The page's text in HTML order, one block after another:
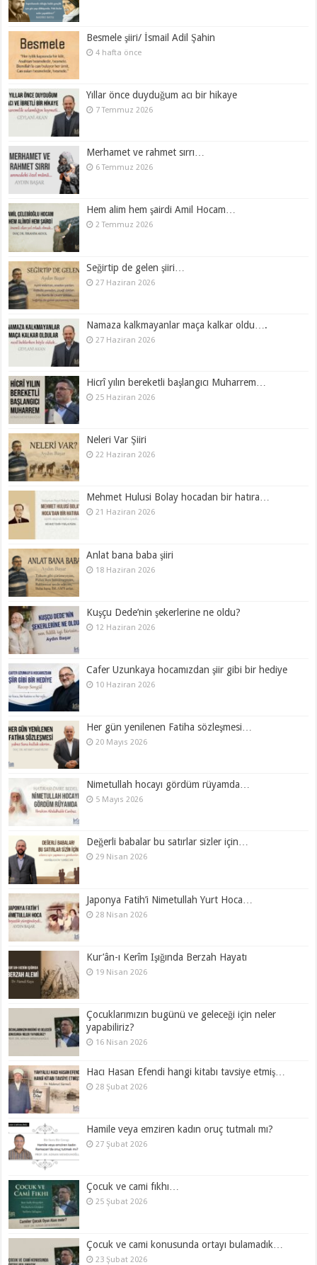
Besmele şiiri/ İsmail Adil Şahin
4 hafta önce
Yıllar önce duyduğum acı bir hikaye
7 Temmuz 2026
Merhamet ve rahmet sırrı…
6 Temmuz 2026
Hem alim hem şairdi Amil Hocam…
2 Temmuz 2026
Seğirtip de gelen şiiri…
27 Haziran 2026
Namaza kalkmayanlar maça kalkar oldu….
27 Haziran 2026
Hicrî yılın bereketli başlangıcı Muharrem…
25 Haziran 2026
Neleri Var Şiiri
22 Haziran 2026
Mehmet Hulusi Bolay hocadan bir hatıra…
21 Haziran 2026
Anlat bana baba şiiri
18 Haziran 2026
Kuşçu Dede’nin şekerlerine ne oldu?
12 Haziran 2026
Cafer Uzunkaya hocamızdan şiir gibi bir hediye
10 Haziran 2026
Her gün yenilenen Fatiha sözleşmesi…
20 Mayıs 2026
Nimetullah hocayı gördüm rüyamda…
5 Mayıs 2026
Değerli babalar bu satırlar sizler için…
29 Nisan 2026
Japonya Fatih’i Nimetullah Yurt Hoca…
28 Nisan 2026
Kur’ân-ı Kerîm Işığında Berzah Hayatı
19 Nisan 2026
Çocuklarımızın bugünü ve geleceği için neler
yapabiliriz?
16 Nisan 2026
Hacı Hasan Efendi hangi kitabı tavsiye etmiş…
28 Şubat 2026
Hamile veya emziren kadın oruç tutmalı mı?
27 Şubat 2026
Çocuk ve cami fıkhı…
25 Şubat 2026
Çocuk ve cami konusunda ortayı bulamadık…
23 Şubat 2026